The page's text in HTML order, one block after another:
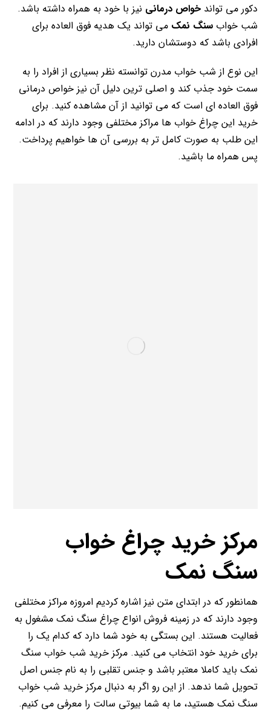
دکور می تواندخواص درمانی نیز با خود به همراه داشته باشد.
شب خوابسنگ نمک می تواند یک هدیه فوق العاده برای
افرادی باشد که دوستشان دارید.
این نوع از شب خواب مدرن توانسته نظر بسیاری از افراد را به
سمت خود جذب کند و اصلی ترین دلیل آن نیز خواص درمانی
فوق العاده ای است که می توانید از آن مشاهده کنید. برای
خرید این چراغ خواب ها مراکز مختلفی وجود دارند که در ادامه
این طلب به صورت کامل تر به بررسی آن ها خواهیم پرداخت.
پس همراه ما باشید.
مرکز خرید چراغ خواب
سنگ نمک
همانطور که در ابتدای متن نیز اشاره کردیم امروزه مراکز مختلفی
وجود دارند که در زمینه فروش انواع چراغ سنگ نمک مشغول به
فعالیت هستند. این بستگی به خود شما دارد که کدام یک را
برای خرید خود انتخاب می کنید. مرکز خرید شب خواب سنگ
نمک باید کاملا معتبر باشد و جنس تقلبی را به نام جنس اصل
تحویل شما ندهد. از این رو اگر به دنبال مرکز خرید شب خواب
سنگ نمک هستید، ما به شما بیوتی سالت را معرفی می کنیم.